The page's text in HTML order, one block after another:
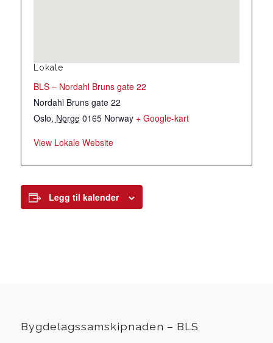
Lokale
BLS – Nordahl Bruns gate 22
Nordahl Bruns gate 22
Oslo, Norge 0165 Norway + Google-kart
View Lokale Website
Legg til kalender
Bygdelagssamskipnaden – BLS